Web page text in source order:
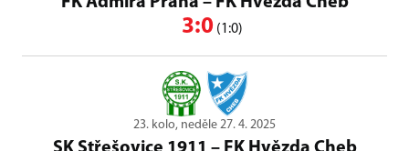
3:0 (1:0)
23. kolo, neděle 27. 4. 2025